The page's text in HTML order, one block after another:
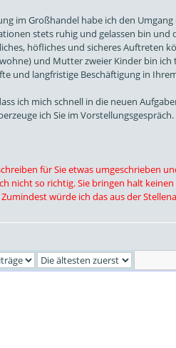
im Großhandel habe ich den
stets ruhig und gelassen bin
höfliches und sicheres Auftreten
und Mutter zweier Kinder bin
und langfristige Beschäftigung in
ich mich schnell in die neuen
ich Sie im Vorstellungsgespräch.
für Sie etwas umgeschrieben
nicht so richtig. Sie bringen halt
würde ich das aus der